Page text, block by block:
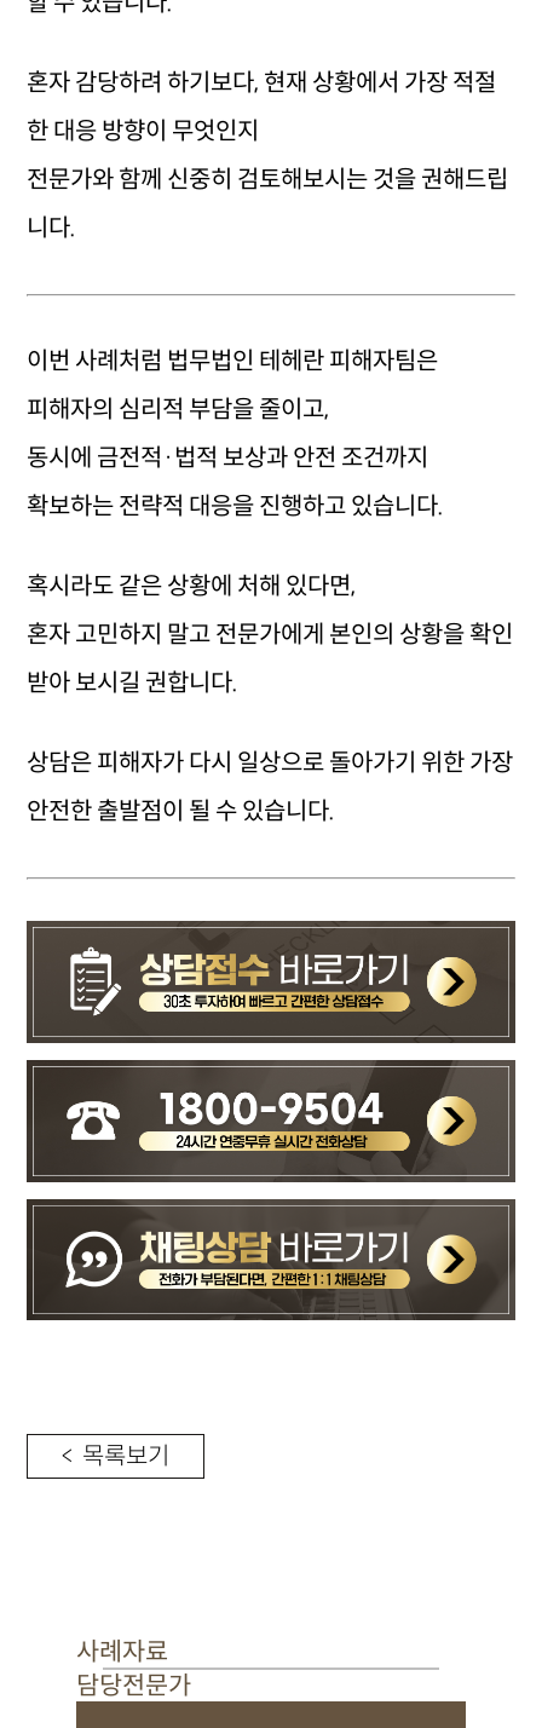
혼자 감당하려 하기보다, 현재 상황에서 가장 적절
한 대응 방향이 무엇인지
전문가와 함께 신중히 검토해보시는 것을 권해드립
니다.
이번 사례처럼 법무법인 테헤란 피해자팀은
피해자의 심리적 부담을 줄이고,
동시에 금전적·법적 보상과 안전 조건까지
확보하는 전략적 대응을 진행하고 있습니다.
혹시라도 같은 상황에 처해 있다면,
혼자 고민하지 말고 전문가에게 본인의 상황을 확인
받아 보시길 권합니다.
상담은 피해자가 다시 일상으로 돌아가기 위한 가장
안전한 출발점이 될 수 있습니다.
< 목록보기
사례자료
담당전문가